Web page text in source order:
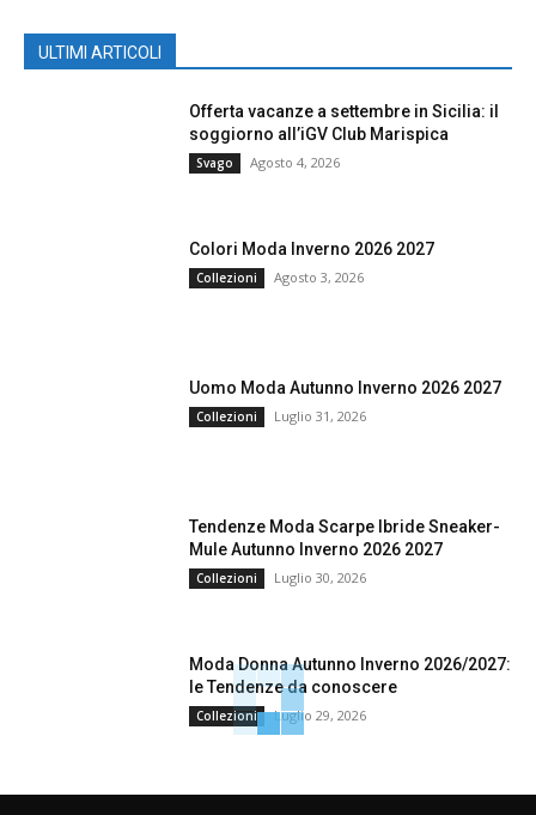
ULTIMI ARTICOLI
Offerta vacanze a settembre in Sicilia: il
soggiorno all’iGV Club Marispica
Svago Agosto 4, 2026
Colori Moda Inverno 2026 2027
Collezioni Agosto 3, 2026
Uomo Moda Autunno Inverno 2026 2027
Collezioni Luglio 31, 2026
Tendenze Moda Scarpe Ibride Sneaker-
Mule Autunno Inverno 2026 2027
Collezioni Luglio 30, 2026
Moda Donna Autunno Inverno 2026/2027:
le Tendenze da conoscere
Collezioni Luglio 29, 2026